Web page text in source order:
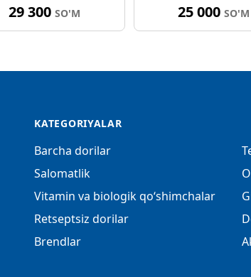
29 300 SO'M 25 000SO'M
KATEGORIYALAR
Barcha dorilar
Salomatlik
Vitamin va biologik qo‘shimchalar
Retseptsiz dorilar
Brendlar